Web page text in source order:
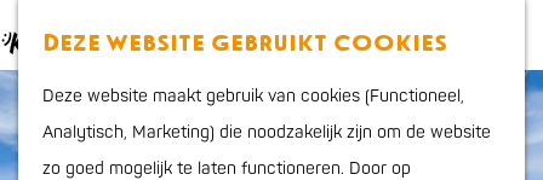
Deze website gebruikt cookies
Deze website maakt gebruik van cookies (Functioneel,
Analytisch, Marketing) die noodzakelijk zijn om de website
zo goed mogelijk te laten functioneren. Door op
G
a
n
K
a
r
Z
e
k
e
n
Actief
Cultuur en uitgaan
Kids